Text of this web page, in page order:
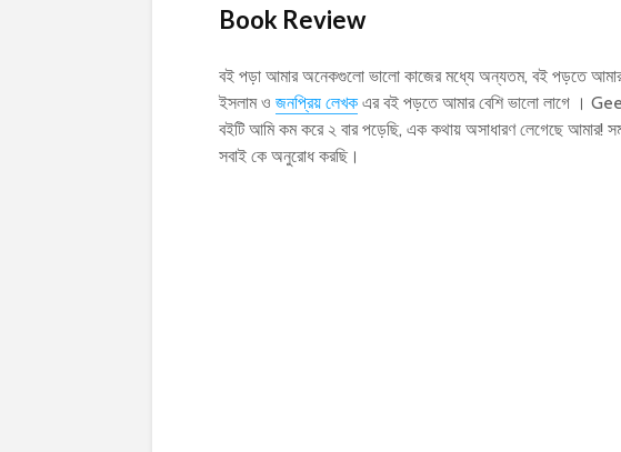
Book Review
বই পড়া আমার অনেকগুলো ভালো কাজের মধ্যে অন্যতম, বই পড়তে
ইসলাম ও জনপ্রিয় লেখক এর বই পড়তে আমার বেশি ভালো লাগে ।
বইটি আমি কম করে ২ বার পড়েছি, এক কথায় অসাধারণ লেগেছে আমার!
সবাই কে অনুরোধ করছি।